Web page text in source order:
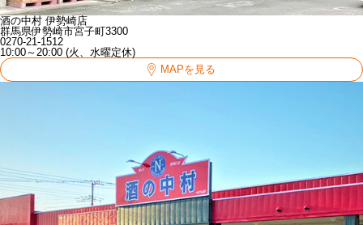
酒の中村 伊勢崎店
群馬県伊勢崎市宮子町3300
0270-21-1512
10:00～20:00 (火、水曜定休)
MAPを見る